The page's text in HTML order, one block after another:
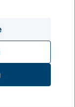
z o.o. - Mińska